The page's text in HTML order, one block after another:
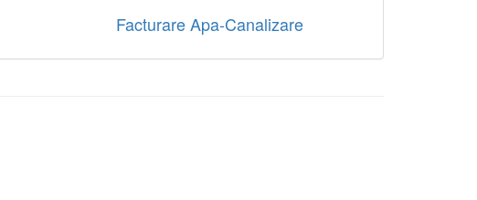
Facturare Apa-Canalizare